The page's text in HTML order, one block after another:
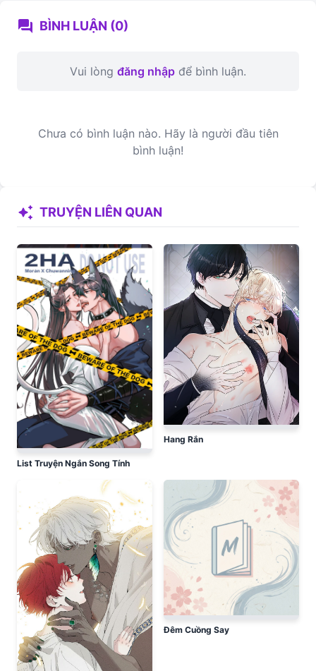
forum BÌNH LUẬN (0)
Vui lòng đăng nhập để bình luận.
Chưa có bình luận nào. Hãy là người đầu tiên
bình luận!
auto_awesome TRUYỆN LIÊN QUAN
List Truyện Ngắn Song Tính
Hang Rắn
Đêm Cuồng Say